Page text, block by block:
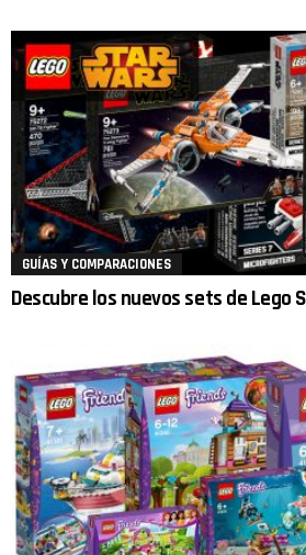
GUÍAS Y COMPARACIONES
Descubre los nuevos sets de Lego